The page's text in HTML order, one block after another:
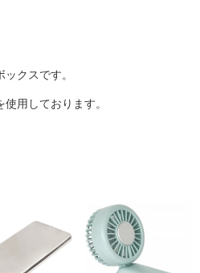
クスです。
用しております。